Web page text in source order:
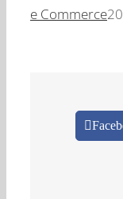
e Commerce